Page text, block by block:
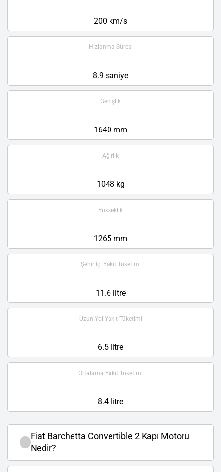
200 km/s
Hızlanma Süresi
8.9 saniye
Genişlik
1640 mm
Ağırlık
1048 kg
Yükseklik
1265 mm
Şehir İçi Yakıt Tüketimi
11.6 litre
Uzun Yol Yakıt Tüketimi
6.5 litre
Ortalama Yakıt Tüketimi
8.4 litre
Fiat Barchetta Convertible 2 Kapı Motoru
Nedir?